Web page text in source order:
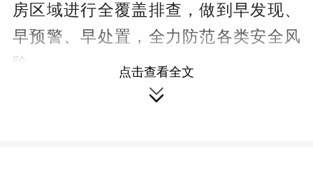
房区域进行全覆盖排查，做到早发现、
早预警、早处置，全力防范各类安全风
险。
为消除道路安全隐患、保障通行顺
点击查看全文
